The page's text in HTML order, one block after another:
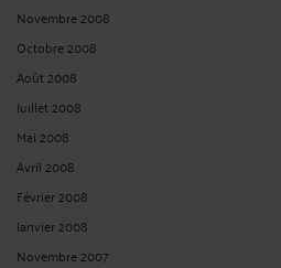
Novembre 2008
Octobre 2008
Août 2008
Juillet 2008
Mai 2008
Avril 2008
Février 2008
Janvier 2008
Novembre 2007